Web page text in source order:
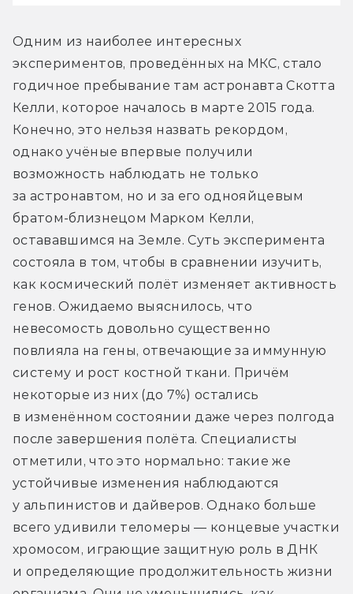
Одним из наиболее интересных
экспериментов, проведённых на МКС, стало
годичное пребывание там астронавта Скотта
Келли, которое началось в марте 2015 года.
Конечно, это нельзя назвать рекордом,
однако учёные впервые получили
возможность наблюдать не только
за астронавтом, но и за его однояйцевым
братом-близнецом Марком Келли,
остававшимся на Земле. Суть эксперимента
состояла в том, чтобы в сравнении изучить,
как космический полёт изменяет активность
генов. Ожидаемо выяснилось, что
невесомость довольно существенно
повлияла на гены, отвечающие за иммунную
систему и рост костной ткани. Причём
некоторые из них (до 7%) остались
в изменённом состоянии даже через полгода
после завершения полёта. Специалисты
отметили, что это нормально: такие же
устойчивые изменения наблюдаются
у альпинистов и дайверов. Однако больше
всего удивили теломеры — концевые участки
хромосом, играющие защитную роль в ДНК
и определяющие продолжительность жизни